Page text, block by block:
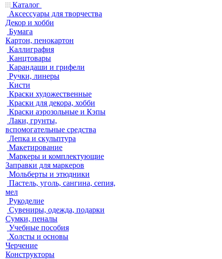
Каталог
Аксессуары для творчества
Декор и хобби
Бумага
Картон, пенокартон
Каллиграфия
Канцтовары
Карандаши и грифели
Ручки, линеры
Кисти
Краски художественные
Краски для декора, хобби
Краски аэрозольные и Кэпы
Лаки, грунты,
вспомогательные средства
Лепка и скульптура
Макетирование
Маркеры и комплектующие
Заправки для маркеров
Мольберты и этюдники
Пастель, уголь, сангина, сепия,
мел
Рукоделие
Сувениры, одежда, подарки
Сумки, пеналы
Учебные пособия
Холсты и основы
Черчение
Конструкторы